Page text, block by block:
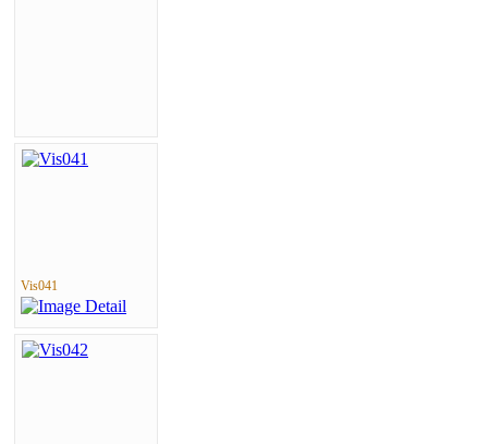
Vis041